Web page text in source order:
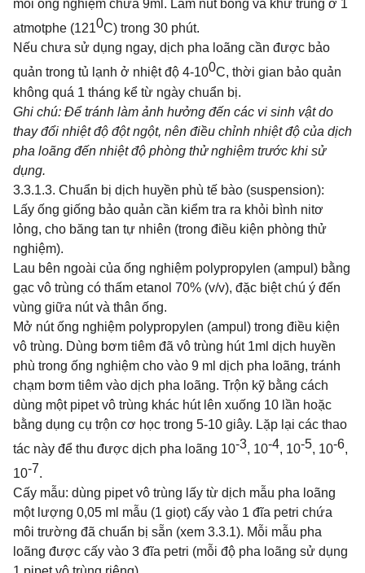
mỗi ống nghiệm chứa 9ml. Làm nút bông và khử trùng ở 1
atmotphe (1210C) trong 30 phút.
Nếu chưa sử dụng ngay, dịch pha loãng cần được bảo
quản trong tủ lạnh ở nhiệt độ 4-100C, thời gian bảo quản
không quá 1 tháng kể từ ngày chuẩn bị.
Ghi chú: Để tránh làm ảnh hưởng đến các vi sinh vật do
thay đổi nhiệt độ đột ngột, nên điều chỉnh nhiệt độ của dịch
pha loãng đến nhiệt độ phòng thử nghiệm trước khi sử
dụng.
3.3.1.3. Chuẩn bị dịch huyền phù tế bào (suspension):
Lấy ống giống bảo quản cần kiểm tra ra khỏi bình nitơ
lỏng, cho băng tan tự nhiên (trong điều kiện phòng thử
nghiệm).
Lau bên ngoài của ống nghiệm polypropylen (ampul) bằng
gạc vô trùng có thấm etanol 70% (v/v), đặc biệt chú ý đến
vùng giữa nút và thân ống.
Mở nút ống nghiệm polypropylen (ampul) trong điều kiện
vô trùng. Dùng bơm tiêm đã vô trùng hút 1ml dịch huyền
phù trong ống nghiệm cho vào 9 ml dịch pha loãng, tránh
chạm bơm tiêm vào dịch pha loãng. Trộn kỹ bằng cách
dùng một pipet vô trùng khác hút lên xuống 10 lần hoặc
bằng dụng cụ trộn cơ học trong 5-10 giây. Lặp lại các thao
tác này để thu được dịch pha loãng 10-3, 10-4, 10-5, 10-6,
10-7.
Cấy mẫu: dùng pipet vô trùng lấy từ dịch mẫu pha loãng
một lượng 0,05 ml mẫu (1 giọt) cấy vào 1 đĩa petri chứa
môi trường đã chuẩn bị sẵn (xem 3.3.1). Mỗi mẫu pha
loãng được cấy vào 3 đĩa petri (mỗi độ pha loãng sử dụng